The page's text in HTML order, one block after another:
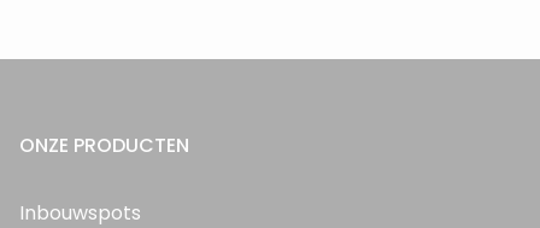
ONZE PRODUCTEN
Inbouwspots